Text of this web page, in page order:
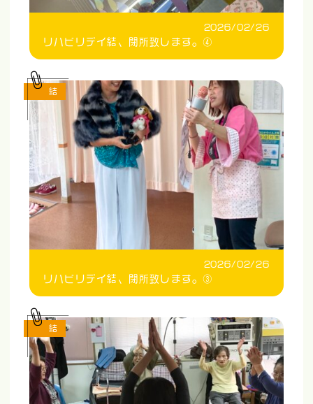
2026/02/26
リハビリデイ結、閉所致します。④
2026/02/26
リハビリデイ結、閉所致します。③
結
結